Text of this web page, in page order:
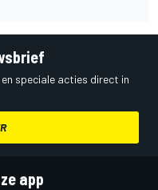
speciale acties direct in
app